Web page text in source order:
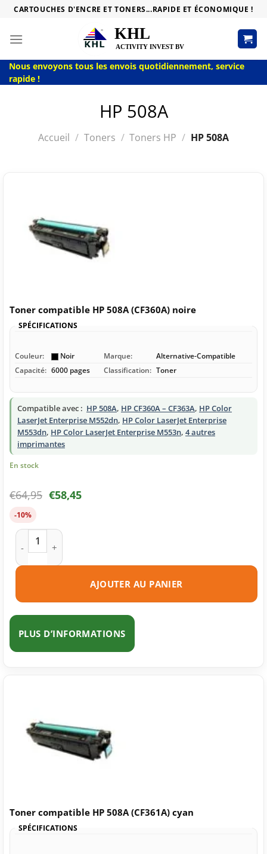
Passer
contenu
CARTOUCHES D'ENCRE ET TONERS...RAPIDE ET ÉCONOMIQUE !
Nous envoyons tous les envois quotidiennement, service
rapide !
HP 508A
Accueil / Toners / Toners HP / HP 508A
Toner compatible HP 508A (CF360A) noire
SPÉCIFICATIONS
Couleur: Noir Marque:
Alternative-Compatible
Capacité: 6000 pages Classification: Toner
Compatible avec : HP 508A, HP CF360A – CF363A, HP Color
LaserJet Enterprise M552dn, HP Color LaserJet Enterprise
M553dn, HP Color LaserJet Enterprise M553n, 4 autres
imprimantes
En stock
€64,95 €58,45
-10%
quantité de Toner compatible HP 508A (CF360A) noire
AJOUTER AU PANIER
PLUS D’INFORMATIONS
Toner compatible HP 508A (CF361A) cyan
SPÉCIFICATIONS